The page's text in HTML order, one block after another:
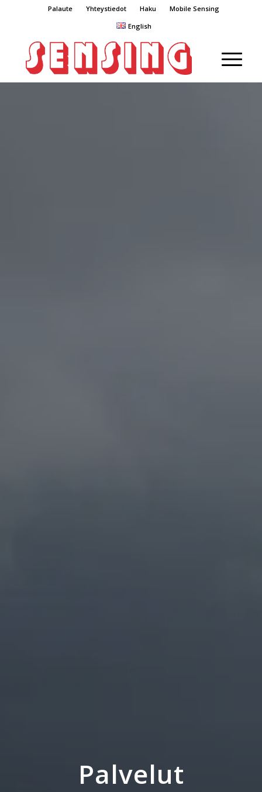
Palaute Yhteystiedot Haku
Mobile Sensing
English
Palvelut